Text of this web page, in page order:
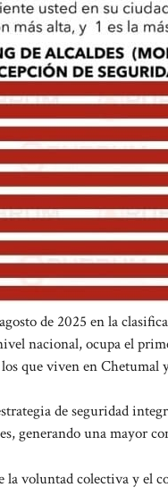
de 2025 en la
nacional, ocupa el
que viven en Chetumal
de seguridad
generando una mayor
voluntad colectiva y el